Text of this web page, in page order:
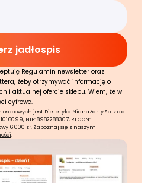
Regulamin newsletter oraz
żeby otrzymywać informację o
i aktualnej ofercie sklepu. Wiem, że w
cyfrowe.
jest Dietetyka Nienażarty Sp. z o.o.
NIP: 8982288307, REGON:
6 000 zł. Zapoznaj się z naszym
.